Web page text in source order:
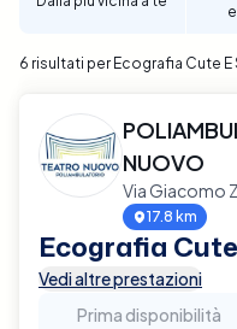
6 risultati per Ecografia Cute
NUOVO
Via Giacomo
17.8 km
Ecografia
Vedi altre prestazioni
Prima disponibilità